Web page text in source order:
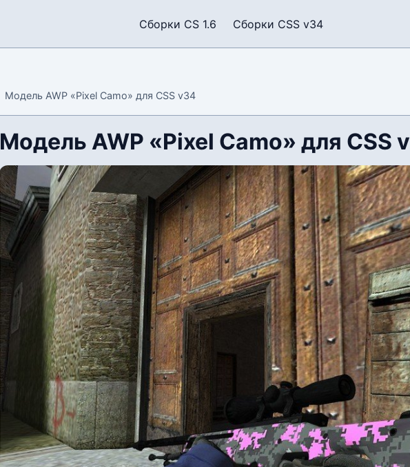
Сборки CS 1.6 Сборки CSS v34
Модель AWP «Pixel Camo» для CSS v34
Модель AWP «Pixel Camo» для CSS